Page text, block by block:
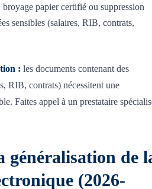
broyage papier certifié ou suppression
sensibles (salaires, RIB, contrats,
: les documents contenant des
RIB, contrats) nécessitent une
Faites appel à un prestataire
généralisation de
(2026-